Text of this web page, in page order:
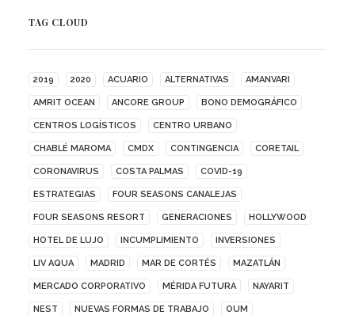
TAG CLOUD
2019 2020 ACUARIO ALTERNATIVAS AMANVARI
AMRIT OCEAN ANCORE GROUP BONO DEMOGRÁFICO
CENTROS LOGÍSTICOS CENTRO URBANO
CHABLÉ MAROMA CMDX CONTINGENCIA CORETAIL
CORONAVIRUS COSTA PALMAS COVID-19
ESTRATEGIAS FOUR SEASONS CANALEJAS
FOUR SEASONS RESORT GENERACIONES HOLLYWOOD
HOTEL DE LUJO INCUMPLIMIENTO INVERSIONES
LIV AQUA MADRID MAR DE CORTÉS MAZATLÁN
MERCADO CORPORATIVO MÉRIDA FUTURA NAYARIT
NEST NUEVAS FORMAS DE TRABAJO OUM